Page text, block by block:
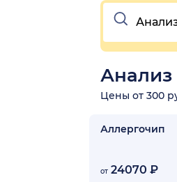
Очистить
Анализ
Цены от 300
Аллергочип
от 24070 ₽